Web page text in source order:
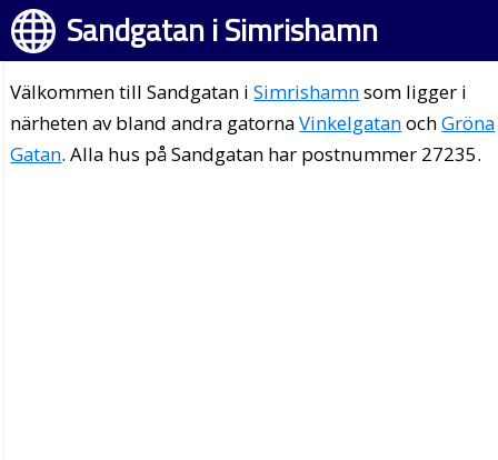
Sandgatan i Simrishamn
Välkommen till Sandgatan iSimrishamnsom ligger i
närheten av bland andra gatornaVinkelgatanochGröna
Gatan. Alla hus på Sandgatan har postnummer 27235.